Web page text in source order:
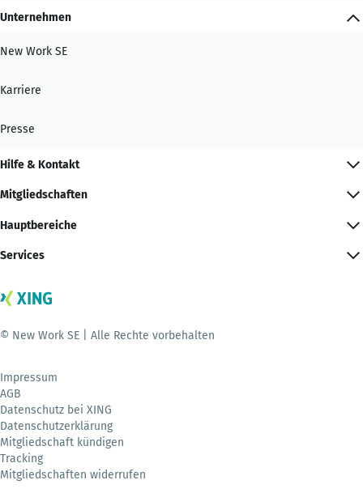
Unternehmen
New Work SE
Karriere
Presse
Hilfe & Kontakt
Mitgliedschaften
Hauptbereiche
Services
© New Work SE | Alle Rechte vorbehalten
Impressum
AGB
Datenschutz bei XING
Datenschutzerklärung
Mitgliedschaft kündigen
Tracking
Mitgliedschaften widerrufen